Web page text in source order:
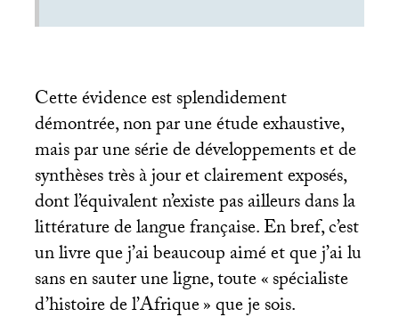
Cette évidence est splendidement
démontrée, non par une étude exhaustive,
mais par une série de développements et de
synthèses très à jour et clairement exposés,
dont l’équivalent n’existe pas ailleurs dans la
littérature de langue française. En bref, c’est
un livre que j’ai beaucoup aimé et que j’ai lu
sans en sauter une ligne, toute «spécialiste
d’histoire de l’Afrique» que je sois.